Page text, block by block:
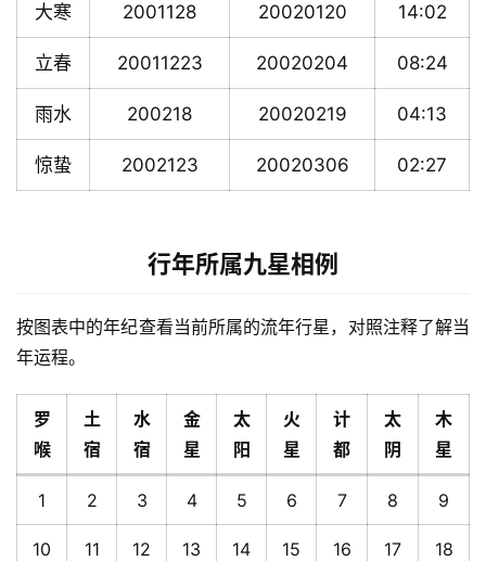
大寒 2001128 20020120 14:02
立春 20011223 20020204 08:24
雨水 200218 20020219 04:13
惊蛰 2002123 20020306 02:27
行年所属九星相例
按图表中的年纪查看当前所属的流年行星，对照注释了解当
年运程。
罗
喉
土
宿
水
宿
金
星
太
阳
火
星
计
都
太
阴
木
星
1 2 3 4 5 6 7 8 9
10 11 12 13 14 15 16 17 18